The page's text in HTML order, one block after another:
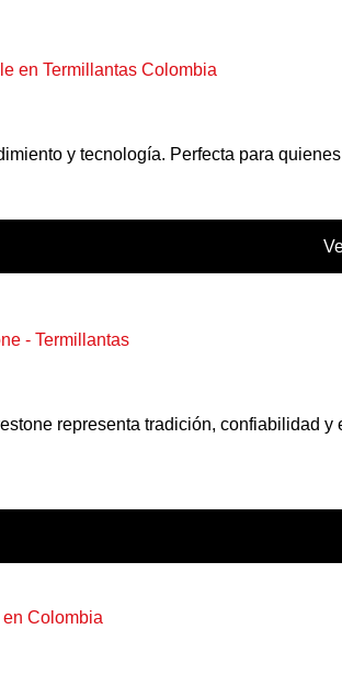
y tecnología. Perfecta para
representa tradición, confiabilidad